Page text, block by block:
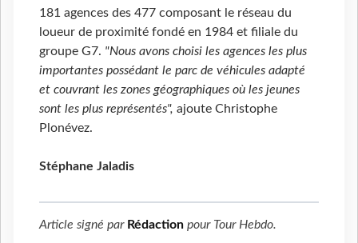
181 agences des 477 composant le réseau du
loueur de proximité fondé en 1984 et filiale du
groupe G7. "Nous avons choisi les agences les plus
importantes possédant le parc de véhicules adapté
et couvrant les zones géographiques où les jeunes
sont les plus représentés", ajoute Christophe
Plonévez.
Stéphane Jaladis
Article signé par Rédaction pour Tour Hebdo.